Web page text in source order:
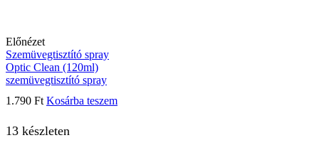
Előnézet
Szemüvegtisztító spray
Optic Clean (120ml)
szemüvegtisztító spray
1.790 Ft Kosárba teszem
13 készleten